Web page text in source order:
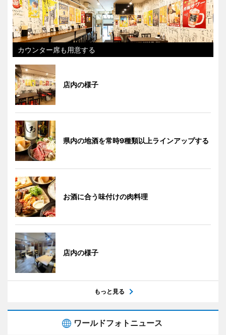
カウンター席も用意する
店内の様子
県内の地酒を常時9種類以上ラインアップする
お酒に合う味付けの肉料理
店内の様子
もっと見る
ワールドフォトニュース